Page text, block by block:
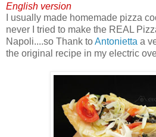
English version
I usually made homemade pizza
never I tried to make the REAL
Napoli....so Thank toAntonietta a
the original recipe in my electric